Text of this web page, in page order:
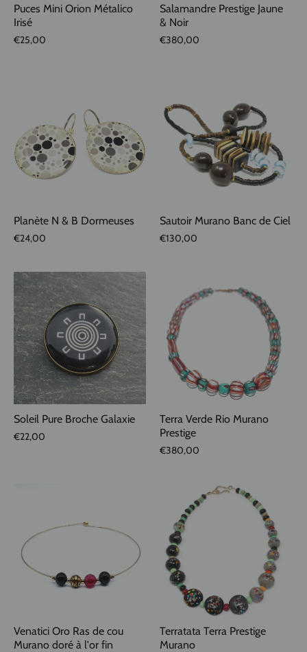
Puces Mini Orion Métalico
Irisé
€25,00
Salamandre Prestige Jaune
& Noir
€380,00
Planète N & B Dormeuses
€24,00
Sautoir Murano Banc de Ciel
€130,00
Soleil Pure Broche Galaxie
€22,00
Terra Verde Rio Murano
Prestige
€380,00
Venatici Oro Ras de cou
Murano doré à l'or fin
Terratata Terra Prestige
Murano